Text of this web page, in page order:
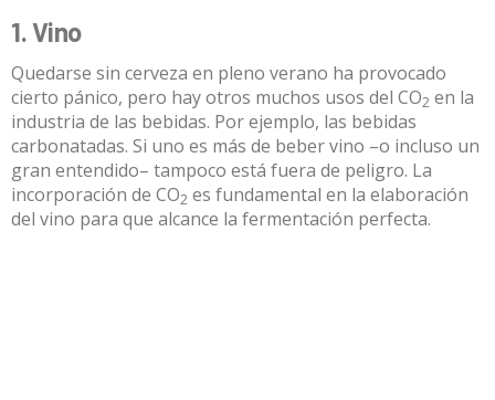
1. Vino
Quedarse sin cerveza en pleno verano ha provocado
cierto pánico, pero hay otros muchos usos del CO2 en la
industria de las bebidas. Por ejemplo, las bebidas
carbonatadas. Si uno es más de beber vino –o incluso un
gran entendido– tampoco está fuera de peligro. La
incorporación de CO2 es fundamental en la elaboración
del vino para que alcance la fermentación perfecta.